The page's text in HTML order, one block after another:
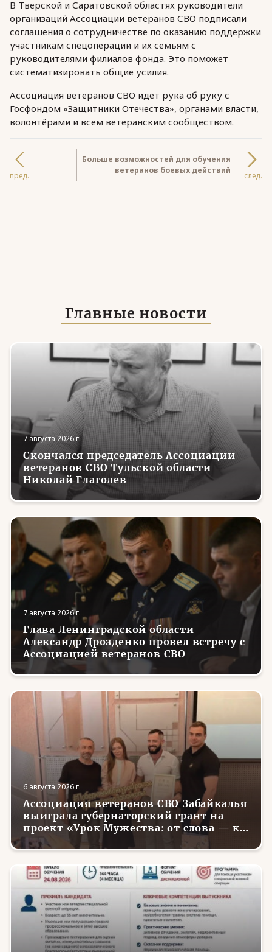
В Тверской и Саратовской областях руководители
организаций Ассоциации ветеранов СВО подписали
соглашения о сотрудничестве по оказанию поддержки
участникам спецоперации и их семьям с
руководителями филиалов фонда. Это поможет
систематизировать общие усилия.
Ассоциация ветеранов СВО идёт рука об руку с
Госфондом «Защитники Отечества», органами власти,
волонтёрами и всем ветеранским сообществом.
пред.
Больше возможностей для обучения
ветеранов боевых действий
след.
Главные новости
7 августа 2026 г.
Скончался председатель Ассоциации
ветеранов СВО Тульской области
Николай Глаголев
7 августа 2026 г.
Глава Ленинградской области
Александр Дрозденко провел встречу с
Ассоциацией ветеранов СВО
6 августа 2026 г.
Ассоциация ветеранов СВО Забайкалья
выиграла губернаторский грант на
проект «Урок Мужества: от слова — к
делу»